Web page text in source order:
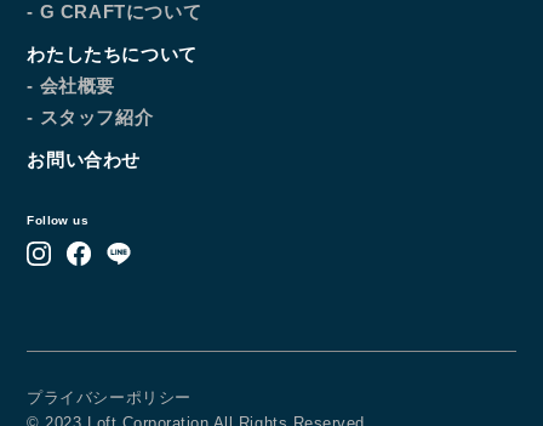
096-211-6210
Follow us
- G CRAFTについて
わたしたちについて
- 会社概要
- スタッフ紹介
お問い合わせ
Follow us
プライバシーポリシー